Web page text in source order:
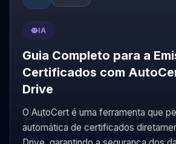
IA
Guia Completo para a
Certificados com
Drive
O AutoCert é uma ferramenta que
automática de certificados